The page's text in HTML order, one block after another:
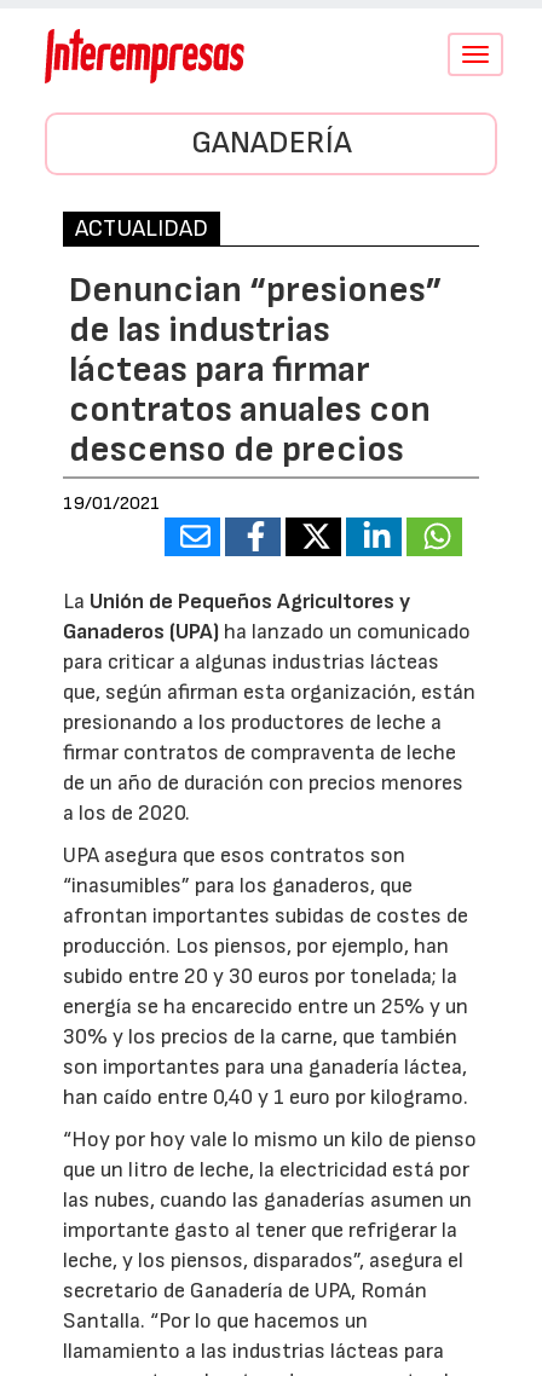
Conmutar
GANADERÍA
ACTUALIDAD
Denuncian “presiones”
de las industrias
lácteas para firmar
contratos anuales con
descenso de precios
19/01/2021
La Unión de Pequeños Agricultores y
Ganaderos (UPA) ha lanzado un comunicado
para criticar a algunas industrias lácteas
que, según afirman esta organización, están
presionando a los productores de leche a
firmar contratos de compraventa de leche
de un año de duración con precios menores
a los de 2020.
UPA asegura que esos contratos son
“inasumibles” para los ganaderos, que
afrontan importantes subidas de costes de
producción. Los piensos, por ejemplo, han
subido entre 20 y 30 euros por tonelada; la
energía se ha encarecido entre un 25% y un
30% y los precios de la carne, que también
son importantes para una ganadería láctea,
han caído entre 0,40 y 1 euro por kilogramo.
“Hoy por hoy vale lo mismo un kilo de pienso
que un litro de leche, la electricidad está por
las nubes, cuando las ganaderías asumen un
importante gasto al tener que refrigerar la
leche, y los piensos, disparados”, asegura el
secretario de Ganadería de UPA, Román
Santalla. “Por lo que hacemos un
llamamiento a las industrias lácteas para